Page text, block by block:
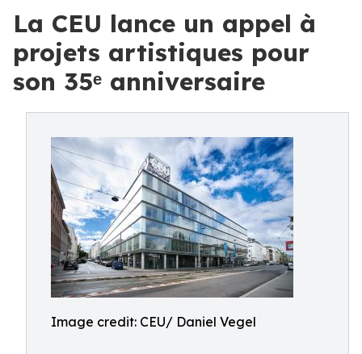
La CEU lance un appel à
projets artistiques pour
son 35ᵉ anniversaire
Image credit: CEU/ Daniel Vegel